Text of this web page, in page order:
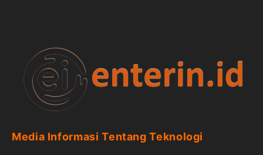
Media Informasi Tentang Teknologi